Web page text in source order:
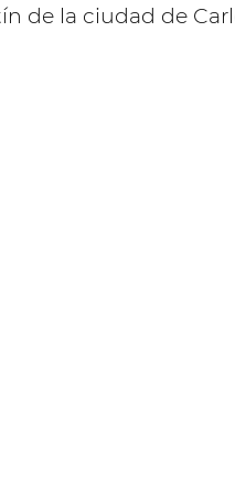
de la ciudad de